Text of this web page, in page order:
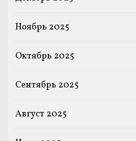
Ноябрь 2025
Октябрь 2025
Сентябрь 2025
Август 2025